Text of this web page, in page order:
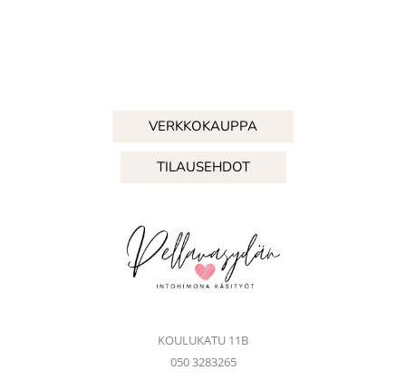
VERKKOKAUPPA
TILAUSEHDOT
KOULUKATU 11B
050 3283265